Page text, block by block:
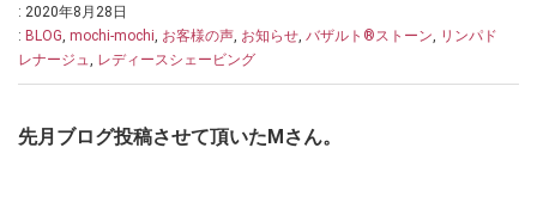
: 2020年8月28日
: BLOG, mochi-mochi, お客様の声, お知らせ, バザルト®ストーン, リンパド
レナージュ, レディースシェービング
先月ブログ投稿させて頂いたMさん。